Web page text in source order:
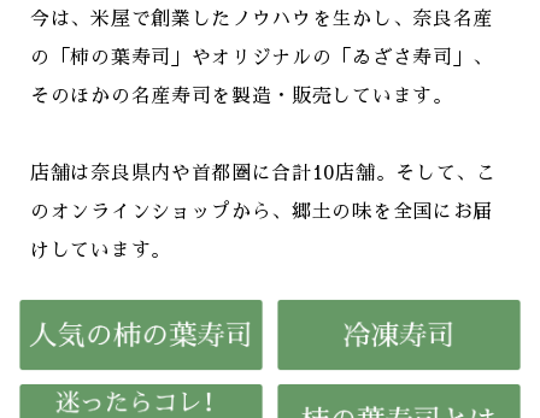
今は、米屋で創業したノウハウを生かし、奈良名産
の「柿の葉寿司」やオリジナルの「ゐざさ寿司」、
そのほかの名産寿司を製造・販売しています。
店舗は奈良県内や首都圏に合計10店舗。そして、こ
のオンラインショップから、郷土の味を全国にお届
けしています。